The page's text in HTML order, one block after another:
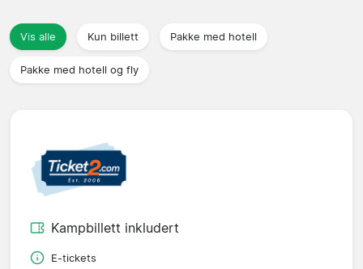
Reisebyråer
Vis alle Kun billett Pakke med hotell
Pakke med hotell og fly
Kampbillett inkludert
E-tickets